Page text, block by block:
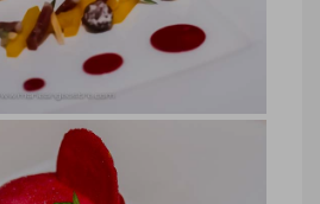
Plage, langouste rôtie
Ange Ostré